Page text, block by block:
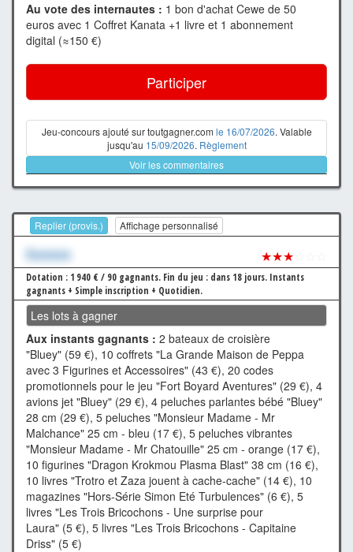
Au vote des internautes : 1 bon d'achat Cewe de 50
euros avec 1 Coffret Kanata +1 livre et 1 abonnement
digital (≈150 €)
Participer
Jeu-concours ajouté sur toutgagner.com le 16/07/2026. Valable
jusqu'au 15/09/2026. Règlement
Voir les commentaires
Replier (provis.) Affichage personnalisé
Xxxxxxx ★★★
Dotation : 1 940 € / 90 gagnants. Fin du jeu : dans 18 jours. Instants
gagnants + Simple inscription + Quotidien.
Les lots à gagner
Aux instants gagnants : 2 bateaux de croisière
"Bluey" (59 €), 10 coffrets "La Grande Maison de Peppa
avec 3 Figurines et Accessoires" (43 €), 20 codes
promotionnels pour le jeu "Fort Boyard Aventures" (29 €), 4
avions jet "Bluey" (29 €), 4 peluches parlantes bébé "Bluey"
28 cm (29 €), 5 peluches "Monsieur Madame - Mr
Malchance" 25 cm - bleu (17 €), 5 peluches vibrantes
"Monsieur Madame - Mr Chatouille" 25 cm - orange (17 €),
10 figurines "Dragon Krokmou Plasma Blast" 38 cm (16 €),
10 livres "Trotro et Zaza jouent à cache-cache" (14 €), 10
magazines "Hors-Série Simon Eté Turbulences" (6 €), 5
livres "Les Trois Bricochons - Une surprise pour
Laura" (5 €), 5 livres "Les Trois Bricochons - Capitaine
Driss" (5 €)